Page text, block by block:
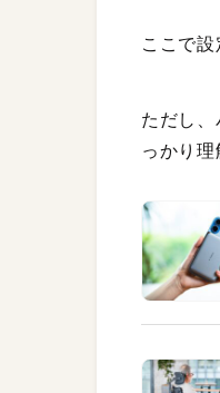
ここで
ただし
っかり理